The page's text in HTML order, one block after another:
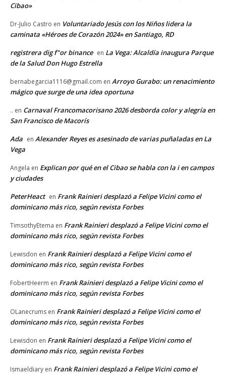
Cibao»
Dr-Julio Castro en Voluntariado Jesús con los Niños lidera la
caminata «Héroes de Corazón 2024» en Santiago, RD
registrera dig f"or binance en La Vega: Alcaldía inaugura Parque
de la Salud Don Hugo Estrella
bernabegarcia1116@gmail.com en Arroyo Gurabo: un renacimiento
mágico que surge de una idea oportuna
.. en Carnaval Francomacorisano 2026 desborda color y alegría en
San Francisco de Macorís
Ada en Alexander Reyes es asesinado de varias puñaladas en La
Vega
Angela en Explican por qué en el Cibao se habla con la i en campos
y ciudades
PeterHeact en Frank Rainieri desplazó a Felipe Vicini como el
dominicano más rico, según revista Forbes
TimsothyEtema en Frank Rainieri desplazó a Felipe Vicini como el
dominicano más rico, según revista Forbes
Lewisdon en Frank Rainieri desplazó a Felipe Vicini como el
dominicano más rico, según revista Forbes
FobertHeerm en Frank Rainieri desplazó a Felipe Vicini como el
dominicano más rico, según revista Forbes
OLanecrums en Frank Rainieri desplazó a Felipe Vicini como el
dominicano más rico, según revista Forbes
Lewisdon en Frank Rainieri desplazó a Felipe Vicini como el
dominicano más rico, según revista Forbes
Ismaeldiary en Frank Rainieri desplazó a Felipe Vicini como el